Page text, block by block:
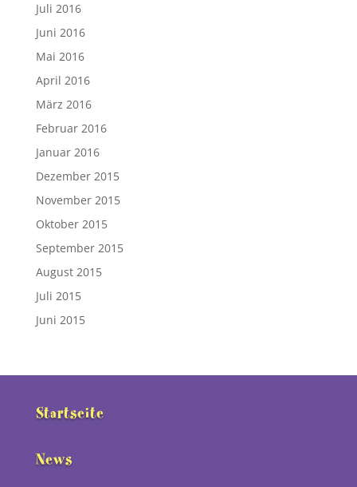
Juli 2016
Juni 2016
Mai 2016
April 2016
März 2016
Februar 2016
Januar 2016
Dezember 2015
November 2015
Oktober 2015
September 2015
August 2015
Juli 2015
Juni 2015
Startseite
News